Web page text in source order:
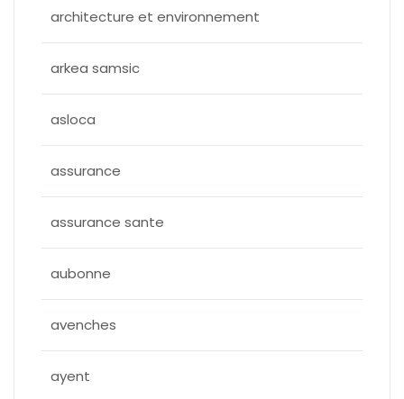
architecture et environnement
arkea samsic
asloca
assurance
assurance sante
aubonne
avenches
ayent